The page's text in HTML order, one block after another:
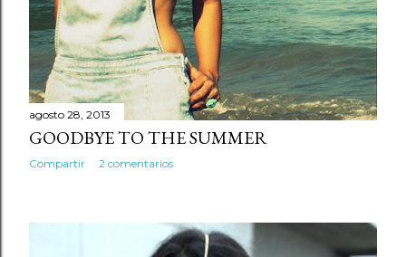
agosto 28, 2013
GOODBYE TO THE SUMMER
Compartir 2 comentarios